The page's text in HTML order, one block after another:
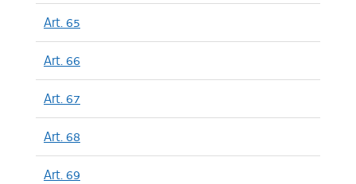
Art. 65
Art. 66
Art. 67
Art. 68
Art. 69